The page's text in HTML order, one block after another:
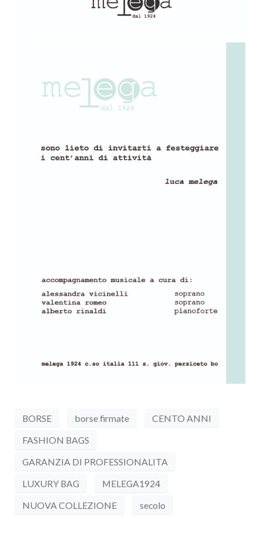
BORSE borse firmate
CENTO ANNI
FASHION BAGS
GARANZIA DI PROFESSIONALITA
LUXURY BAG
MELEGA1924
NUOVA COLLEZIONE
secolo